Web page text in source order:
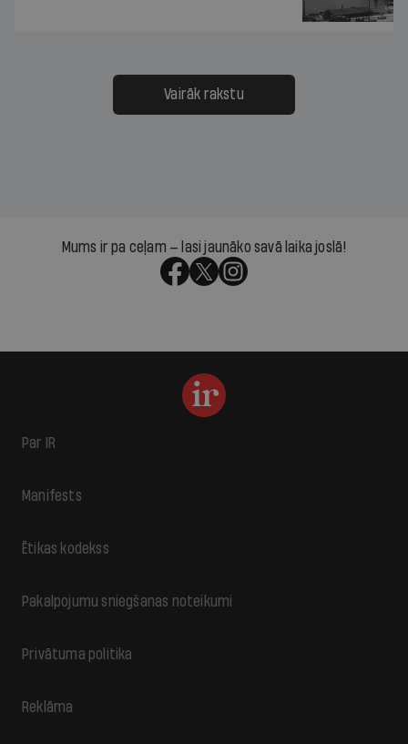
Vairāk rakstu
Mums ir pa ceļam — lasi jaunāko savā laika joslā!
Par IR
Manifests
Ētikas kodekss
Pakalpojumu sniegšanas noteikumi
Privātuma politika
Reklāma